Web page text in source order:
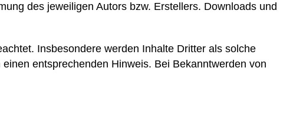
des jeweiligen Autors bzw. Erstellers. Downloads und
Insbesondere werden Inhalte Dritter als solche
entsprechenden Hinweis. Bei Bekanntwerden von